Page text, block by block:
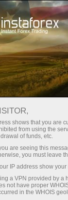
通过
点差和
易的优
最低
每笔存款
30%奖金
交易速度
与赛道速度
shows that you are
from using the
of funds, etc.
are seeing this
you must leave
IP address show
a VPN provided by a
not have proper
in the WHOIS